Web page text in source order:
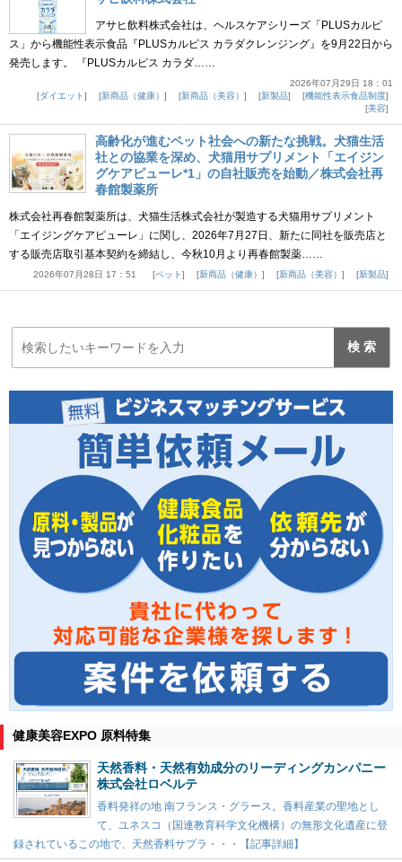
アサヒ飲料株式会社は、ヘルスケアシリーズ「PLUSカルピ
ス」から機能性表示食品『PLUSカルピス カラダクレンジング』を9月22日から
発売します。 『PLUSカルピス カラダ……
2026年07月29日 18：01
ダイエット
新商品（健康） 新商品（美容） 新製品
機能性表示食品制度
美容
高齢化が進むペット社会への新たな挑戦。犬猫生活
社との協業を深め、犬猫用サプリメント「エイジン
グケアピューレ*1」の自社販売を始動／株式会社再
春館製薬所
株式会社再春館製薬所は、犬猫生活株式会社が製造する犬猫用サプリメント
「エイジングケアピューレ」に関し、2026年7月27日、新たに同社を販売店と
する販売店取引基本契約を締結し、今秋10月より再春館製薬……
2026年07月28日 17：51 ペット 新商品（健康） 新商品（美容） 新製品
健康美容EXPO 原料特集
天然香料・天然有効成分のリーディングカンパニー
株式会社ロベルテ
香料発祥の地 南フランス・グラース。香料産業の聖地とし
て、ユネスコ（国連教育科学文化機構）の無形文化遺産に登
録されているこの地で、天然香料サプラ・・・【記事詳細】